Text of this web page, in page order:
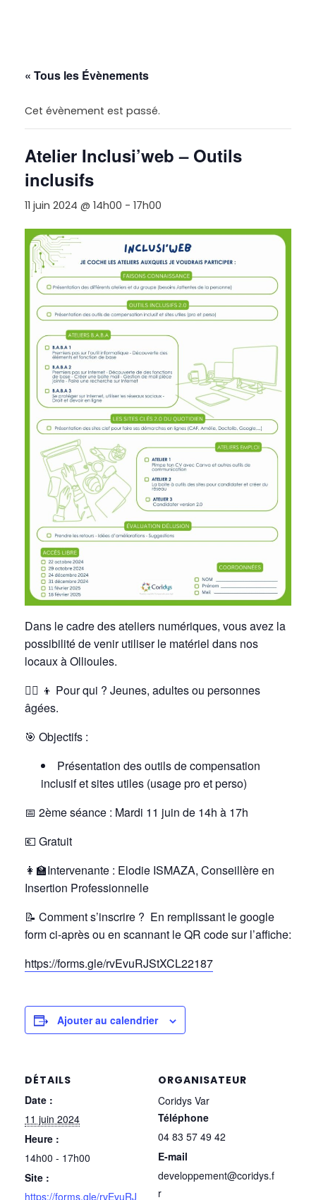
« Tous les Évènements
Cet évènement est passé.
Atelier Inclusi’web – Outils
inclusifs
11 juin 2024 @ 14h00 - 17h00
Dans le cadre des ateliers numériques, vous avez la
possibilité de venir utiliser le matériel dans nos
locaux à Ollioules.
👱‍♀️ 👦 Pour qui ? Jeunes, adultes ou personnes
âgées.
🎯 Objectifs :
Présentation des outils de compensation
inclusif et sites utiles (usage pro et perso)
📅 2ème séance : Mardi 11 juin de 14h à 17h
💶 Gratuit
👩‍🏫Intervenante : Elodie ISMAZA, Conseillère en
Insertion Professionnelle
📝 Comment s’inscrire ? En remplissant le google
form ci-après ou en scannant le QR code sur l’affiche:
https://forms.gle/rvEvuRJStXCL22187
Ajouter au calendrier
DÉTAILS
Date :
11 juin 2024
Heure :
14h00 - 17h00
Site :
https://forms.gle/rvEvuRJ
ORGANISATEUR
Coridys Var
Téléphone
04 83 57 49 42
E-mail
developpement@coridys.f
r